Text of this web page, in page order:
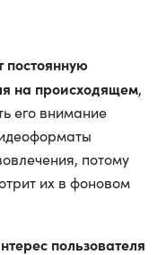
на происходящем,
его внимание
потому
их в фоновом
пользователя